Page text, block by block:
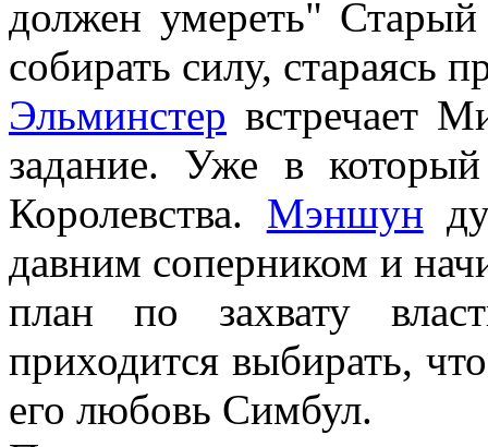
должен умереть"
собирать силу, стараясь
Эльминстер встречает
задание. Уже в
Королевства. Мэншун
давним соперником и
план по захвату
приходится выбирать,
его любовь Симбул.